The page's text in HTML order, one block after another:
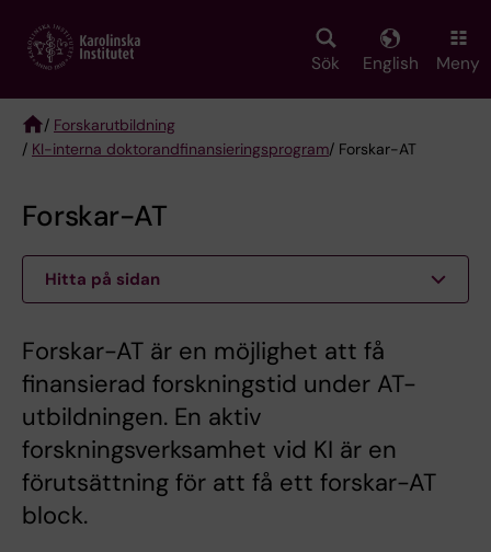
main
Sök English Meny
Breadcrumb
/ Forskarutbildning
/ KI-interna doktorandfinansieringsprogram/ Forskar-AT
Forskar-AT
Hitta på sidan
Forskar-AT är en möjlighet att få
finansierad forskningstid under AT-
utbildningen. En aktiv
forskningsverksamhet vid KI är en
förutsättning för att få ett forskar-AT
block.